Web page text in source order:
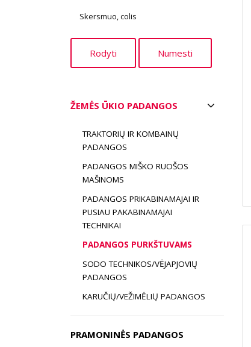
Skersmuo, colis
ŽEMĖS ŪKIO PADANGOS
TRAKTORIŲ IR KOMBAINŲ
PADANGOS
PADANGOS MIŠKO RUOŠOS
MAŠINOMS
PADANGOS PRIKABINAMAJAI IR
PUSIAU PAKABINAMAJAI
TECHNIKAI
PADANGOS PURKŠTUVAMS
SODO TECHNIKOS/VĖJAPJOVIŲ
PADANGOS
KARUČIŲ/VEŽIMĖLIŲ PADANGOS
PRAMONINĖS PADANGOS